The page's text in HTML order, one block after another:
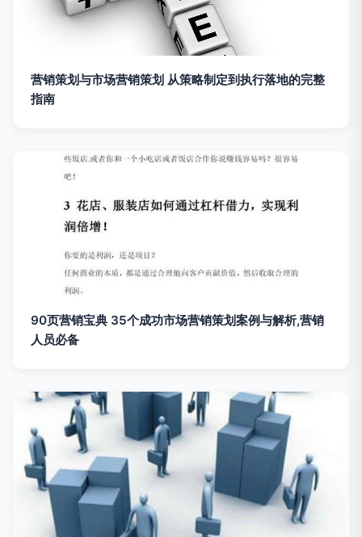
营销策划与市场营销策划 从策略制定到执行落地的完整
指南
90页营销宝典 35个成功市场营销策划案例与解析,营销
人员必备